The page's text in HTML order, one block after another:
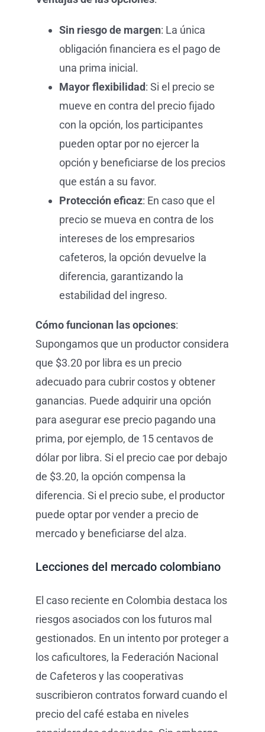
Sin riesgo de margen: La única
obligación financiera es el pago de
una prima inicial.
Mayor flexibilidad: Si el precio se
mueve en contra del precio fijado
con la opción, los participantes
pueden optar por no ejercer la
opción y beneficiarse de los precios
que están a su favor.
Protección eficaz: En caso que el
precio se mueva en contra de los
intereses de los empresarios
cafeteros, la opción devuelve la
diferencia, garantizando la
estabilidad del ingreso.
Cómo funcionan las opciones:
Supongamos que un productor considera
que $3.20 por libra es un precio
adecuado para cubrir costos y obtener
ganancias. Puede adquirir una opción
para asegurar ese precio pagando una
prima, por ejemplo, de 15 centavos de
dólar por libra. Si el precio cae por debajo
de $3.20, la opción compensa la
diferencia. Si el precio sube, el productor
puede optar por vender a precio de
mercado y beneficiarse del alza.
Lecciones del mercado colombiano
El caso reciente en Colombia destaca los
riesgos asociados con los futuros mal
gestionados. En un intento por proteger a
los caficultores, la Federación Nacional
de Cafeteros y las cooperativas
suscribieron contratos forward cuando el
precio del café estaba en niveles